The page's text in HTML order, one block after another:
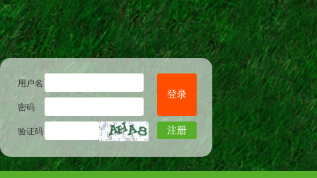
用户名
密码
验证码
登录
注册